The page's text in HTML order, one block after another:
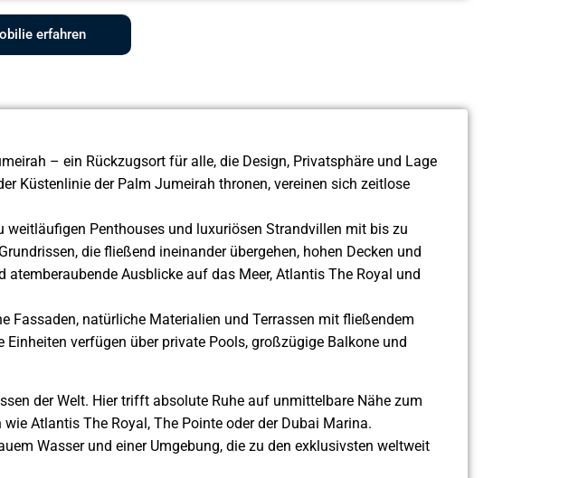
erfahren
– ein Rückzugsort für alle, die Design, Privatsphäre und Lage
Küstenlinie der Palm Jumeirah thronen, vereinen sich zeitlose
Penthouses und luxuriösen Strandvillen mit bis zu
die fließend ineinander übergehen, hohen Decken und
Ausblicke auf das Meer, Atlantis The Royal und
natürliche Materialien und Terrassen mit fließendem
verfügen über private Pools, großzügige Balkone und
der Welt. Hier trifft absolute Ruhe auf unmittelbare Nähe zum
Atlantis The Royal, The Pointe oder der Dubai Marina.
Wasser und einer Umgebung, die zu den exklusivsten weltweit